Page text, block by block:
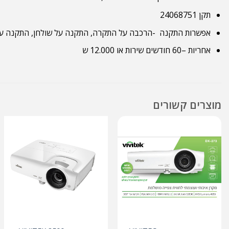
תקן 24068751
אפשרות התקנה -הרכבה על התקרה, התקנה על שולחן, התקנה
אחריות –60חודשים שירות או 12.000 ש
מוצרים קשורים